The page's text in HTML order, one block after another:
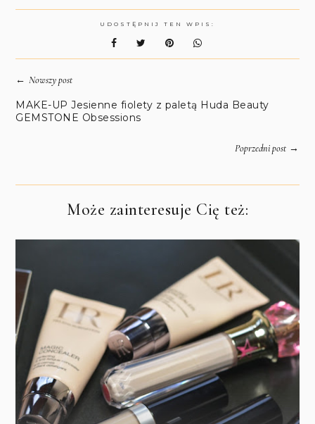
UDOSTĘPNIJ TEN WPIS:
←Nowszy post
MAKE-UP Jesienne fiolety z paletą Huda Beauty
GEMSTONE Obsessions
Poprzedni post→
Może zainteresuje Cię też: